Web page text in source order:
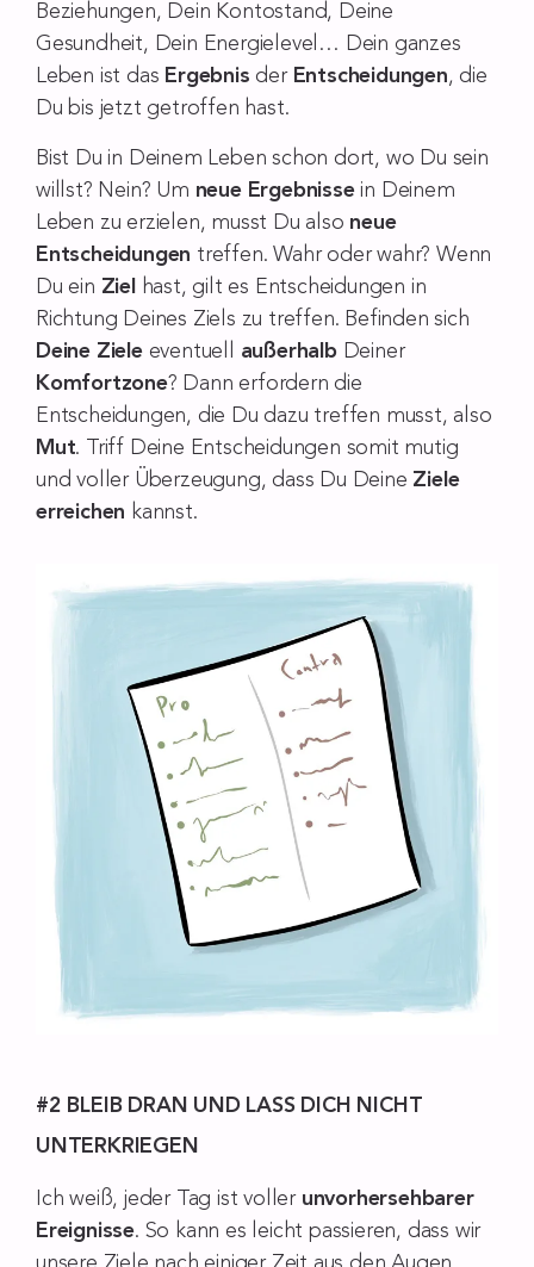
Beziehungen, Dein Kontostand, Deine
Gesundheit, Dein Energielevel… Dein ganzes
Leben ist das Ergebnis der Entscheidungen, die
Du bis jetzt getroffen hast.
Bist Du in Deinem Leben schon dort, wo Du sein
willst? Nein? Um neue Ergebnissein Deinem
Leben zu erzielen, musst Du also neue
Entscheidungen treffen. Wahr oder wahr? Wenn
Du ein Ziel
hast, gilt es Entscheidungen in
Richtung Deines Ziels zu treffen. Befinden sich
Deine Zieleeventuell außerhalbDeiner
Komfortzone? Dann erfordern die
Entscheidungen, die Du dazu treffen musst, also
Mut. Triff Deine Entscheidungen somit mutig
und voller Überzeugung, dass Du Deine Ziele
erreichen kannst.
#2 BLEIB DRAN UND LASS DICH NICHT
UNTERKRIEGEN
Ich weiß, jeder Tag ist voller unvorhersehbarer
Ereignisse. So kann es leicht passieren, dass wir